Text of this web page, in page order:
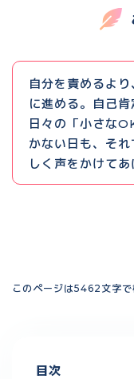
自分を責めるよ
に進める。自己肯
日々の「小さな
かない日も、そ
しく声をかけてあ
このページは5462文字で
目次